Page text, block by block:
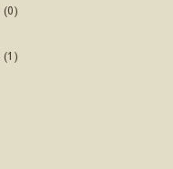
(0)
(1)